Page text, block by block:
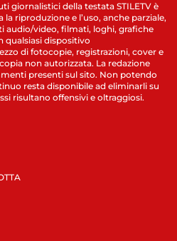
giornalistici della testata STILETV è
riproduzione e l’uso, anche parziale,
audio/video, filmati, loghi, grafiche
qualsiasi dispositivo
di fotocopie, registrazioni, cover e
non autorizzata. La redazione
presenti sul sito. Non potendo
resta disponibile ad eliminarli su
risultano offensivi e oltraggiosi.